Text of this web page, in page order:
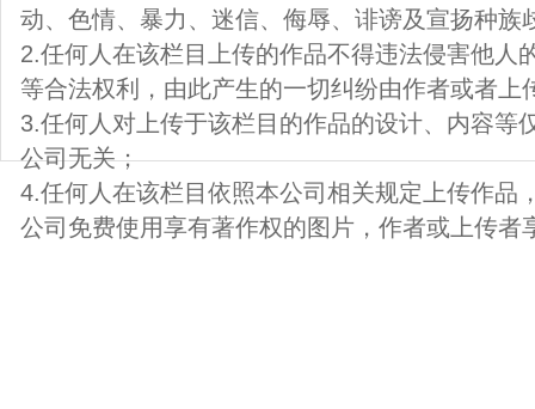
动、色情、暴力、迷信、侮辱、诽谤及宣扬种族
2.任何人在该栏目上传的作品不得违法侵害他人
等合法权利，由此产生的一切纠纷由作者或者上
3.任何人对上传于该栏目的作品的设计、内容等
公司无关；
4.任何人在该栏目依照本公司相关规定上传作品
公司免费使用享有著作权的图片，作者或上传者